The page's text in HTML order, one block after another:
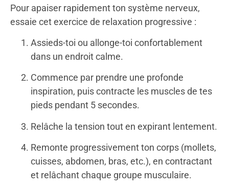
Pour apaiser rapidement ton système nerveux,
essaie cet exercice de relaxation progressive :
Assieds-toi ou allonge-toi confortablement
dans un endroit calme.
Commence par prendre une profonde
inspiration, puis contracte les muscles de tes
pieds pendant 5 secondes.
Relâche la tension tout en expirant lentement.
Remonte progressivement ton corps (mollets,
cuisses, abdomen, bras, etc.), en contractant
et relâchant chaque groupe musculaire.